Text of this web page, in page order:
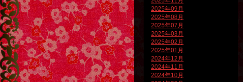
2025年09月
2025年08月
2025年07月
2025年03月
2025年02月
2025年01月
2024年12月
2024年11月
2024年10月